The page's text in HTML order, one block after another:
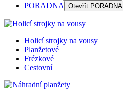
PORADNA Otevřít PORADNA
Holicí strojky na vousy
Planžetové
Frézkové
Cestovní